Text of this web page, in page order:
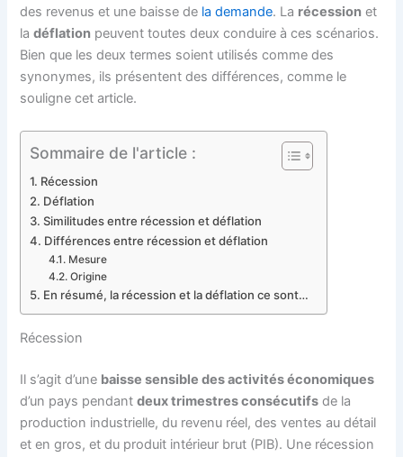
des revenus et une baisse de la demande. La récession et
ladéflation peuvent toutes deux conduire à ces scénarios.
Bien que les deux termes soient utilisés comme des
synonymes, ils présentent des différences, comme le
souligne cet article.
Sommaire de l'article :
Récession
Déflation
Similitudes entre récession et déflation
Différences entre récession et déflation
Mesure
Origine
En résumé, la récession et la déflation ce sont…
Récession
Il s’agit d’une baisse sensible des activités économiques
d’un pays pendantdeux trimestres consécutifs de la
production industrielle, du revenu réel, des ventes au détail
et en gros, et du produit intérieur brut (PIB). Une récession